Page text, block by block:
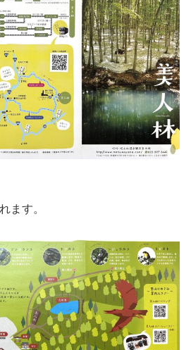
ます。